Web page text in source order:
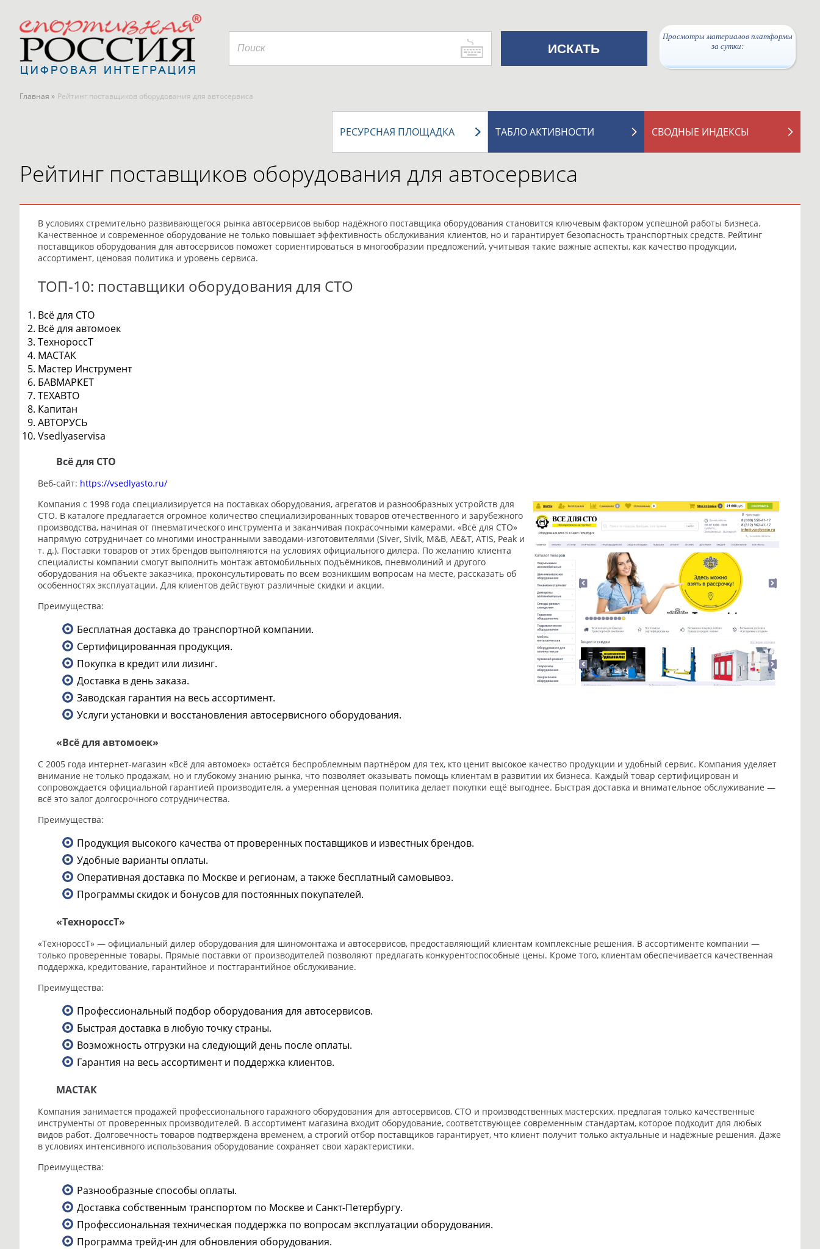
Просмотры материалов платформы
за сутки:
Главная » Рейтинг поставщиков оборудования для автосервиса
СВОДНЫЕ ИНДЕКСЫ
ТАБЛО АКТИВНОСТИ
РЕСУРСНАЯ ПЛОЩАДКА
Рейтинг поставщиков оборудования для автосервиса
В условиях стремительно развивающегося рынка автосервисов выбор надёжного поставщика оборудования становится ключевым фактором успешной работы бизнеса.
Качественное и современное оборудование не только повышает эффективность обслуживания клиентов, но и гарантирует безопасность транспортных средств. Рейтинг
поставщиков оборудования для автосервисов поможет сориентироваться в многообразии предложений, учитывая такие важные аспекты, как качество продукции,
ассортимент, ценовая политика и уровень сервиса.
ТОП-10: поставщики оборудования для СТО
Всё для СТО
Всё для автомоек
ТехнороссТ
МАСТАК
Мастер Инструмент
БАВМАРКЕТ
ТЕХАВТО
Капитан
АВТОРУСЬ
Vsedlyaservisa
Всё для СТО
Веб-сайт: https://vsedlyasto.ru/
Компания с 1998 года специализируется на поставках оборудования, агрегатов и разнообразных устройств для
СТО. В каталоге предлагается огромное количество специализированных товаров отечественного и зарубежного
производства, начиная от пневматического инструмента и заканчивая покрасочными камерами. «Всё для СТО»
напрямую сотрудничает со многими иностранными заводами-изготовителями (Siver, Sivik, M&B, AE&T, ATIS, Peak и
т. д.). Поставки товаров от этих брендов выполняются на условиях официального дилера. По желанию клиента
специалисты компании смогут выполнить монтаж автомобильных подъёмников, пневмолиний и другого
оборудования на объекте заказчика, проконсультировать по всем возникшим вопросам на месте, рассказать об
особенностях эксплуатации. Для клиентов действуют различные скидки и акции.
Преимущества:
Бесплатная доставка до транспортной компании.
Сертифицированная продукция.
Покупка в кредит или лизинг.
Доставка в день заказа.
Заводская гарантия на весь ассортимент.
Услуги установки и восстановления автосервисного оборудования.
«Всё для автомоек»
С 2005 года интернет-магазин «Всё для автомоек» остаётся беспроблемным партнёром для тех, кто ценит высокое качество продукции и удобный сервис. Компания уделяет
внимание не только продажам, но и глубокому знанию рынка, что позволяет оказывать помощь клиентам в развитии их бизнеса. Каждый товар сертифицирован и
сопровождается официальной гарантией производителя, а умеренная ценовая политика делает покупки ещё выгоднее. Быстрая доставка и внимательное обслуживание —
всё это залог долгосрочного сотрудничества.
Преимущества:
Продукция высокого качества от проверенных поставщиков и известных брендов.
Удобные варианты оплаты.
Оперативная доставка по Москве и регионам, а также бесплатный самовывоз.
Программы скидок и бонусов для постоянных покупателей.
«ТехнороссТ»
«ТехнороссТ» — официальный дилер оборудования для шиномонтажа и автосервисов, предоставляющий клиентам комплексные решения. В ассортименте компании —
только проверенные товары. Прямые поставки от производителей позволяют предлагать конкурентоспособные цены. Кроме того, клиентам обеспечивается качественная
поддержка, кредитование, гарантийное и постгарантийное обслуживание.
Преимущества:
Профессиональный подбор оборудования для автосервисов.
Быстрая доставка в любую точку страны.
Возможность отгрузки на следующий день после оплаты.
Гарантия на весь ассортимент и поддержка клиентов.
МАСТАК
Компания занимается продажей профессионального гаражного оборудования для автосервисов, СТО и производственных мастерских, предлагая только качественные
инструменты от проверенных производителей. В ассортимент магазина входит оборудование, соответствующее современным стандартам, которое подходит для любых
видов работ. Долговечность товаров подтверждена временем, а строгий отбор поставщиков гарантирует, что клиент получит только актуальные и надёжные решения. Даже
в условиях интенсивного использования оборудование сохраняет свои характеристики.
Преимущества:
Разнообразные способы оплаты.
Доставка собственным транспортом по Москве и Санкт-Петербургу.
Профессиональная техническая поддержка по вопросам эксплуатации оборудования.
Программа трейд-ин для обновления оборудования.